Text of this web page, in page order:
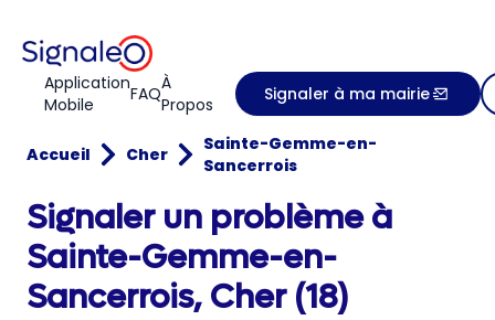
Application
Mobile
FAQÀ
Propos
Signaler à ma mairie
Accueil Cher
Sainte-Gemme-en-
Sancerrois
Signaler un problème à
Sainte-Gemme-en-
Sancerrois, Cher (18)